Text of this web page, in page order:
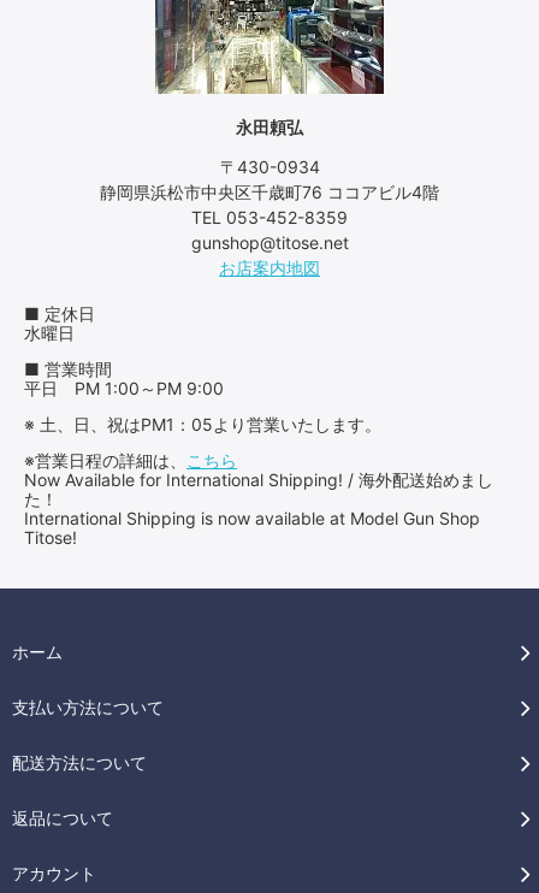
永田頼弘
〒430-0934
静岡県浜松市中央区千歳町76 ココアビル4階
TEL 053-452-8359
gunshop@titose.net
お店案内地図
■ 定休日
水曜日
■ 営業時間
平日 PM 1:00～PM 9:00
※ 土、日、祝はPM1：05より営業いたします。
※営業日程の詳細は、
こちら
Now Available for International Shipping! / 海外配送始めまし
た！
International Shipping is now available at Model Gun Shop
Titose!
ホーム
支払い方法について
配送方法について
返品について
アカウント